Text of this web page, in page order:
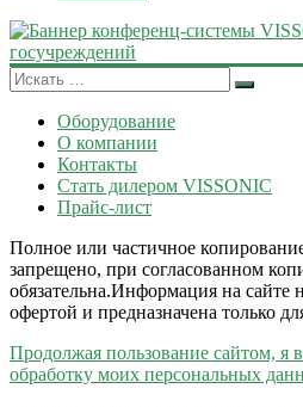
Оборудование
О компании
Контакты
Стать дилером VISSONIC
Прайс-лист
Полное или частичное
запрещено, при согласованном
обязательна.Информация на сайте
офертой и предназначена только
Продолжая пользование сайтом, я
обработку моих персональных